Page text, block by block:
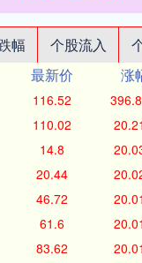
幅 个股流入
最新价 涨
116.52
110.02
14.8
20.44
46.72
61.6
83.62